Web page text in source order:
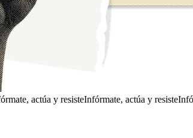
actúa y resisteInfórmate, actúa y resiste